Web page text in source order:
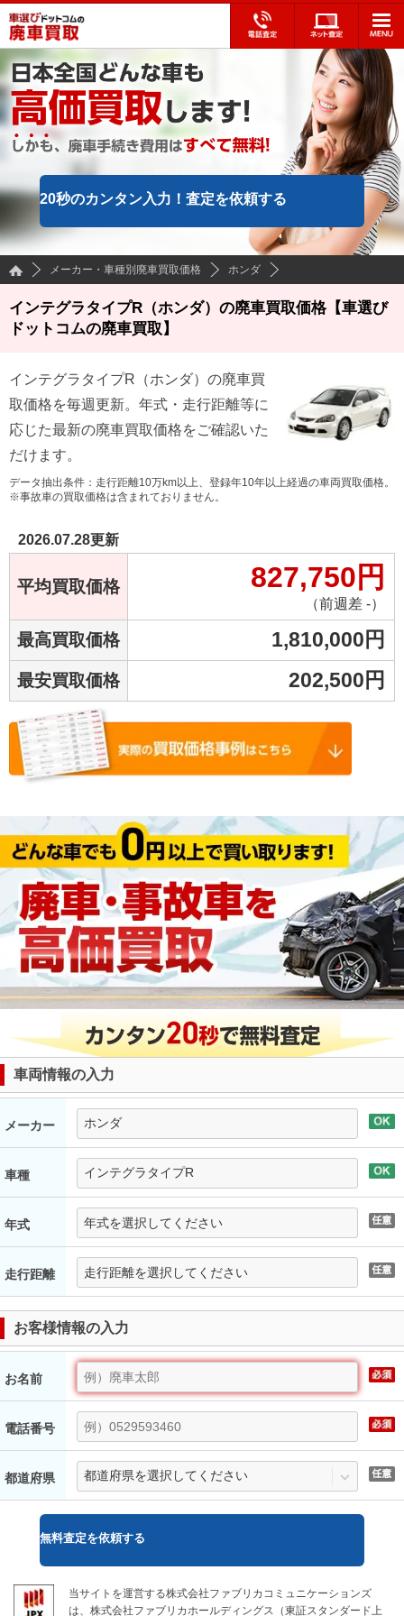
20秒のカンタン入力！ 査定を依頼する
メーカー・車種別廃車買取価格 ホンダ
インテグラタイプR（ホンダ）の廃車買取価格【車選び
ドットコムの廃車買取】
インテグラタイプR （ホンダ）の廃車買
取価格を毎週更新。年式・走行距離等に
応じた最新の廃車買取価格をご確認いた
だけます。
データ抽出条件：走行距離10万km以上、登録年10年以上経過の車両買取価格。
※事故車の買取価格は含まれておりません。
2026.07.28更新
平均買取価格 827,750 円
（前週差 -）
最高買取価格 1,810,000 円
最安買取価格 202,500 円
車両情報の入力
メーカー
車種
年式
走行距離
お客様情報の入力
お名前
電話番号
都道府県
無料査定を依頼する
当サイトを運営する株式会社ファブリカコミュニケーションズ
は、株式会社ファブリカホールディングス（東証スタンダード上